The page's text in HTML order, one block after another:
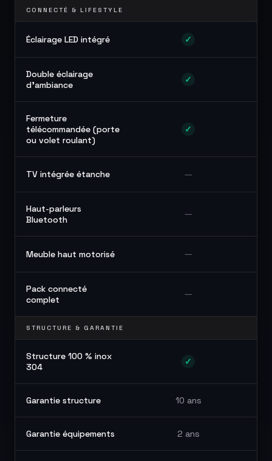
CONNECTÉ & LIFESTYLE
Éclairage LED intégré ✓
Double éclairage
d'ambiance
✓
Fermeture
télécommandée (porte
ou volet roulant)
✓
TV intégrée étanche —
Haut-parleurs
Bluetooth
—
Meuble haut motorisé —
Pack connecté
complet
—
STRUCTURE & GARANTIE
Structure 100 % inox
304
✓
Garantie structure 10 ans
Garantie équipements 2 ans